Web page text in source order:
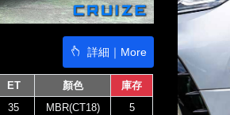
詳細｜More
ET 顏色
庫存
35 MBR(CT18) 5